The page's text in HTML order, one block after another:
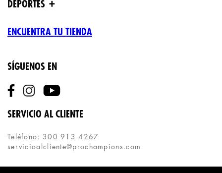
DEPORTES +
ENCUENTRA TU TIENDA
SÍGUENOS EN
SERVICIO AL CLIENTE
Teléfono: 300 913 4267
servicioalcliente@prochampions.com